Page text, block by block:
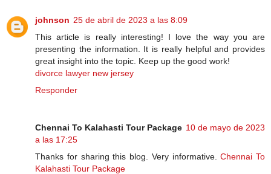
johnson 25 de abril de 2023 a las 8:09
This article is really interesting! I love the way you are
presenting the information. It is really helpful and provides
great insight into the topic. Keep up the good work!
divorce lawyer new jersey
Responder
Chennai To Kalahasti Tour Package 10 de mayo de 2023
a las 17:25
Thanks for sharing this blog. Very informative.Chennai To
Kalahasti Tour Package